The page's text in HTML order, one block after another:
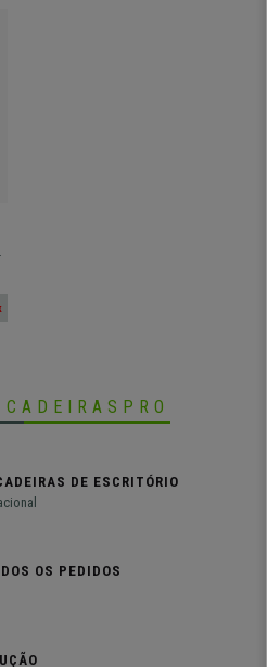
CADEIRASPRO
DE ESCRITÓRIO
OS PEDIDOS